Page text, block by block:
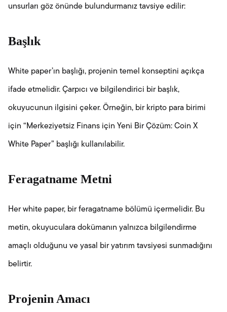
unsurları göz önünde bulundurmanız tavsiye edilir:
Başlık
White paper’ın başlığı, projenin temel konseptini açıkça
ifade etmelidir. Çarpıcı ve bilgilendirici bir başlık,
okuyucunun ilgisini çeker. Örneğin, bir kripto para birimi
için “Merkeziyetsiz Finans için Yeni Bir Çözüm: Coin X
White Paper” başlığı kullanılabilir.
Feragatname Metni
Her white paper, bir feragatname bölümü içermelidir. Bu
metin, okuyuculara dokümanın yalnızca bilgilendirme
amaçlı olduğunu ve yasal bir yatırım tavsiyesi sunmadığını
belirtir.
Projenin Amacı